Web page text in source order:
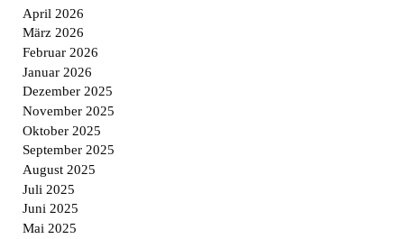
April 2026
März 2026
Februar 2026
Januar 2026
Dezember 2025
November 2025
Oktober 2025
September 2025
August 2025
Juli 2025
Juni 2025
Mai 2025